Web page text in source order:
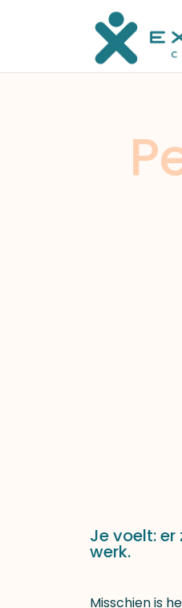
Je voelt:
werk.
Misschien is